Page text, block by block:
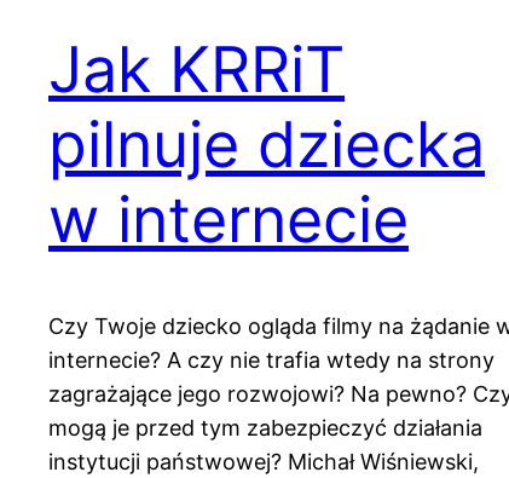
Jak KRRiT
pilnuje dziecka
w internecie
Czy Twoje dziecko ogląda filmy na żądanie
internecie? A czy nie trafia wtedy na strony
zagrażające jego rozwojowi? Na pewno?
mogą je przed tym zabezpieczyć działania
instytucji państwowej? Michał Wiśniewski,